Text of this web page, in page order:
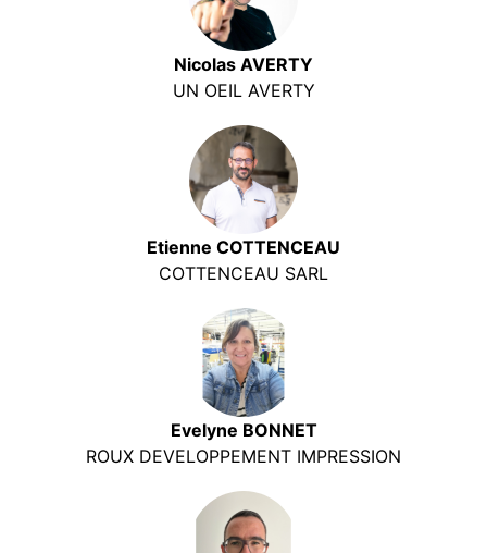
Nicolas AVERTY
UN OEIL AVERTY
Etienne COTTENCEAU
COTTENCEAU SARL
Evelyne BONNET
ROUX DEVELOPPEMENT IMPRESSION